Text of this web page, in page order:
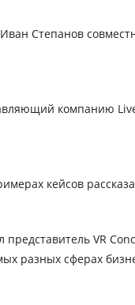
Степанов
компанию
кейсов
VR
разных сферах